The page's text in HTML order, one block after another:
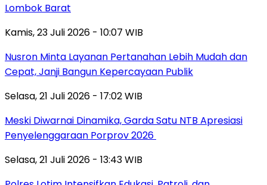
Lombok Barat
Kamis, 23 Juli 2026 - 10:07 WIB
Nusron Minta Layanan Pertanahan Lebih Mudah dan
Cepat, Janji Bangun Kepercayaan Publik
Selasa, 21 Juli 2026 - 17:02 WIB
Meski Diwarnai Dinamika, Garda Satu NTB Apresiasi
Penyelenggaraan Porprov 2026 ‎
Selasa, 21 Juli 2026 - 13:43 WIB